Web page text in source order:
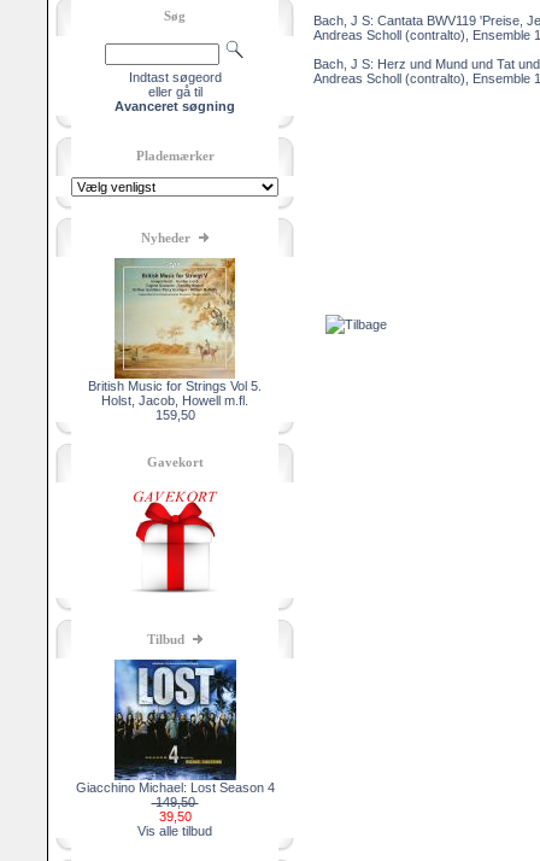
Søg
Indtast søgeord
eller gå til
Avanceret søgning
Plademærker
Nyheder
British Music for Strings Vol 5.
Holst, Jacob, Howell m.fl.
159,50
Gavekort
Tilbud
Giacchino Michael: Lost Season 4
149,50
39,50
Vis alle tilbud
Bach, J S: Cantata BWV119 'Preise,
Andreas Scholl (contralto), Ensemble
Bach, J S: Herz und Mund und Tat
Andreas Scholl (contralto), Ensemble